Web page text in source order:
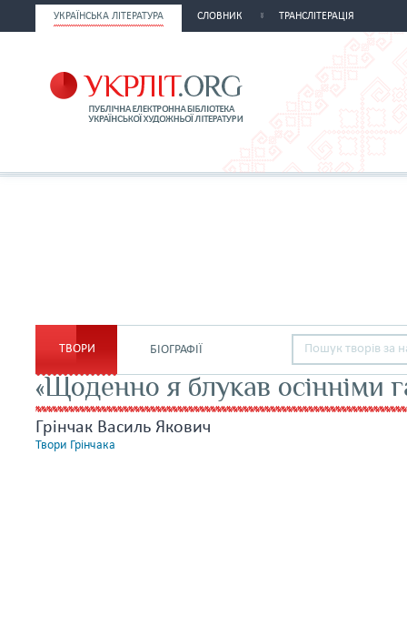
УКРАЇНСЬКА ЛІТЕРАТУРА СЛОВНИК ТРАНСЛІТЕРАЦІЯ
ТВОРИ БІОГРАФІЇ
«Щоденно я блукав осінніми
Грінчак Василь Якович
Твори Грінчака